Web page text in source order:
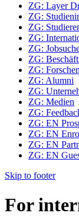
ZG: Layer
ZG:
ZG:
ZG:
ZG:
ZG:
ZG:
ZG: Alumni
ZG:
ZG: Medien
ZG:
ZG: EN
ZG: EN
ZG: EN
ZG: EN
Skip to footer
For